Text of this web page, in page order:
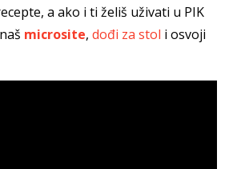
a ako i ti želiš uživati u PIK
microsite, dođi za stol i osvoji